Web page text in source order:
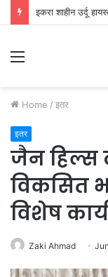
इकरा शाहीन उर्दू
Menu
Home / इतर
इतर
जैन हिल्स
विकसित
विशेष
Zaki Ahmad